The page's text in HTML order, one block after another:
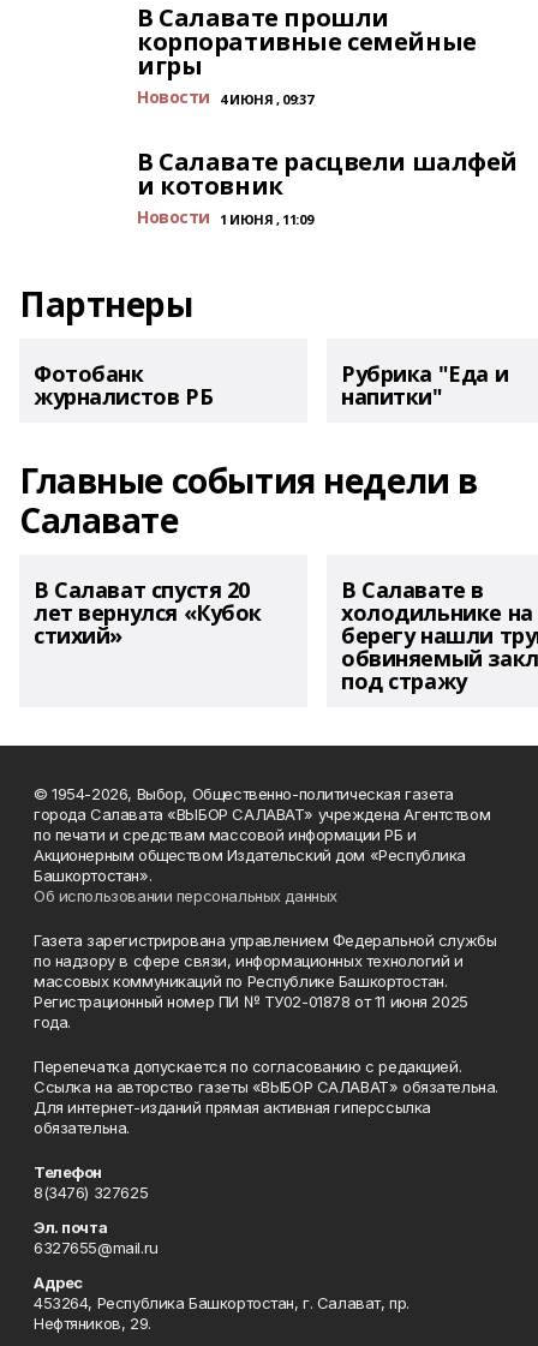
В Салавате прошли
корпоративные семейные
игры
Новости 4 ИЮНЯ , 09:37
В Салавате расцвели шалфей
и котовник
Новости 1 ИЮНЯ , 11:09
Партнеры
Фотобанк
журналистов РБ
Рубрика "Еда и
напитки"
Главные события недели в
Салавате
В Салават спустя 20
лет вернулся «Кубок
стихий»
В Салавате в
холодильнике на
берегу нашли
обвиняемый
под стражу
© 1954-2026, Выбор, Общественно-политическая газета
города Салавата «ВЫБОР САЛАВАТ» учреждена Агентством
по печати и средствам массовой информации РБ и
Акционерным обществом Издательский дом «Республика
Башкортостан».
Об использовании персональных данных
Газета зарегистрирована управлением Федеральной службы
по надзору в сфере связи, информационных технологий и
массовых коммуникаций по Республике Башкортостан.
Регистрационный номер ПИ № ТУ02-01878 от 11 июня 2025
года.
Перепечатка допускается по согласованию с редакцией.
Ссылка на авторство газеты «ВЫБОР САЛАВАТ» обязательна.
Для интернет-изданий прямая активная гиперссылка
обязательна.
Телефон
8(3476) 327625
Эл. почта
6327655@mail.ru
Адрес
453264, Республика Башкортостан, г. Салават, пр.
Нефтяников, 29.